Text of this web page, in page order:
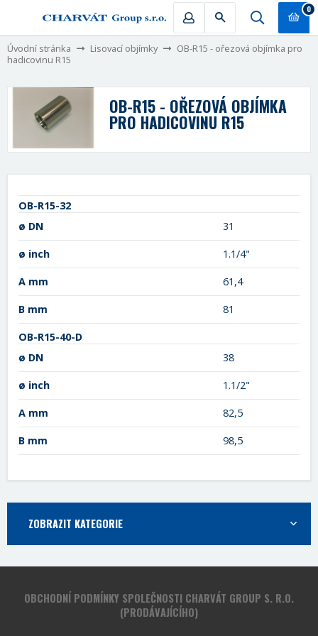
0
Úvodní stránka Lisovací objímky
OB-R15 - ořezová objímka pro
hadicovinu R15
OB-R15 - OŘEZOVÁ OBJÍMKA
PRO HADICOVINU R15
OB-R15-32
ø DN
31
ø inch 1.1/4"
A mm 61,4
B mm 81
OB-R15-40-D
ø DN
38
ø inch 1.1/2"
A mm 82,5
B mm 98,5
ZOBRAZIT KATEGORIE
OBCHODNÍ PODMÍNKY SPOLEČNOSTI CHARVÁT GROUP S. R.O.
(PRODÁVAJÍCÍHO)